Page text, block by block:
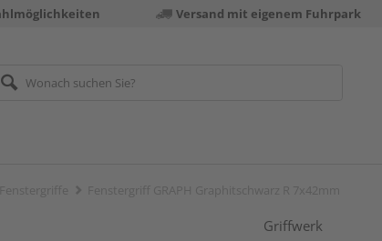
Versand mit eigenem Fuhrpark
Griffwerk